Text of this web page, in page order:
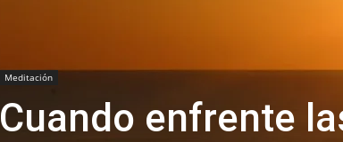
Meditación
Cuando enfrente